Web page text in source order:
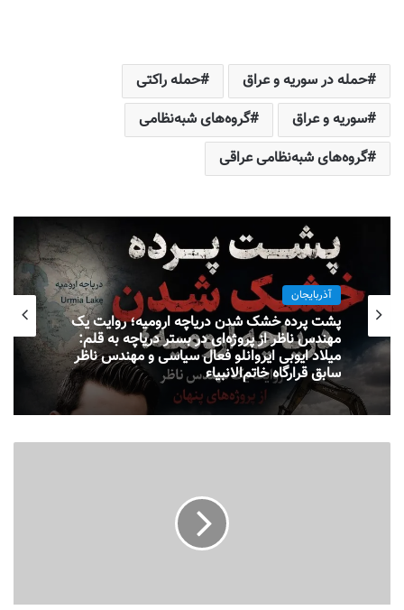
حمله در سوریه و عراق
حمله راکتی
سوریه و عراق
گروه‌های شبه‌نظامی
گروه‌های شبه‌نظامی عراقی
آذربایجان
پشت پرده خشک شدن دریاچه ارومیه؛ روایت یک
مهندس ناظر از پروژه‌ای در بستر دریاچه به قلم:
میلاد ایوبی ایروانلو فعال سیاسی و مهندس ناظر
سابق قرارگاه خاتم‌الانبیاء